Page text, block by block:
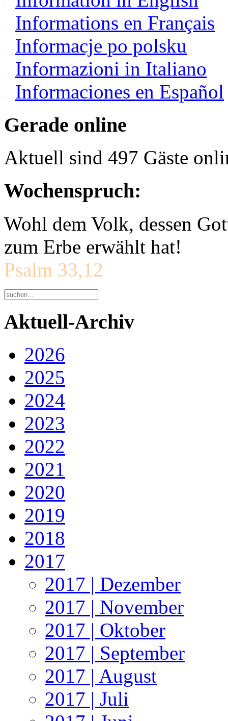
Informations en Français
Informacje po polsku
Informazioni in Italiano
Informaciones en Español
Gerade online
Aktuell sind 497 Gäste
Wochenspruch:
Wohl dem Volk, dessen
zum Erbe erwählt hat!
Psalm 33,12
Aktuell-Archiv
2026
2025
2024
2023
2022
2021
2020
2019
2018
2017
2017 | Dezember
2017 | November
2017 | Oktober
2017 | September
2017 | August
2017 | Juli